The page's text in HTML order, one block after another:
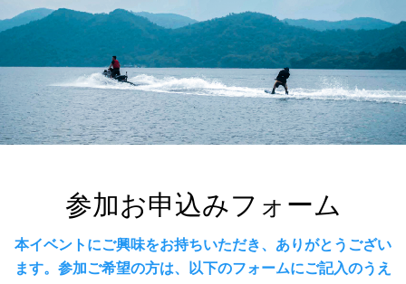
参加お申込みフォーム
本イベントにご興味をお持ちいただき、ありがとうござい
ます。参加ご希望の方は、以下のフォームにご記入のうえ